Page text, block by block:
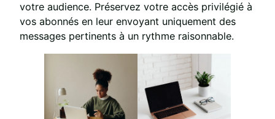
votre audience. Préservez votre accès privilégié à
vos abonnés en leur envoyant uniquement des
messages pertinents à un rythme raisonnable.